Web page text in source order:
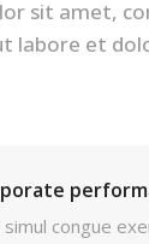
sit amet,
labore et
congue